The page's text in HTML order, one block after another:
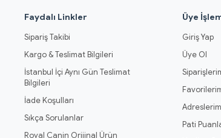
Faydalı Linkler
Sipariş Takibi
Kargo & Teslimat Bilgileri
İstanbul İçi Aynı Gün Teslimat
Bilgileri
İade Koşulları
Sıkça Sorulanlar
Royal Canin Orijinal Ürün
Üye
Giriş Yap
Üye Ol
Adreslerim
Pati